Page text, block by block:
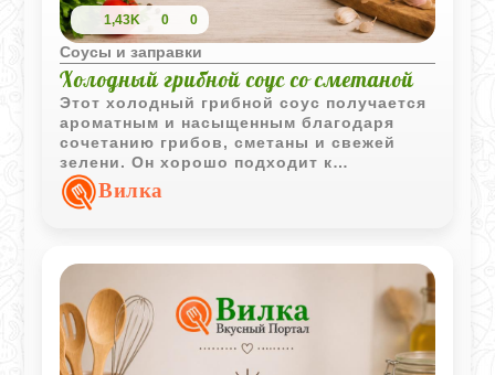
1,43K 0 0
Соусы и заправки
Холодный грибной соус со сметаной
Этот холодный грибной соус получается
ароматным и насыщенным благодаря
сочетанию грибов, сметаны и свежей
зелени. Он хорошо подходит к
картофелю, кашам и холодным закускам.
Вилка